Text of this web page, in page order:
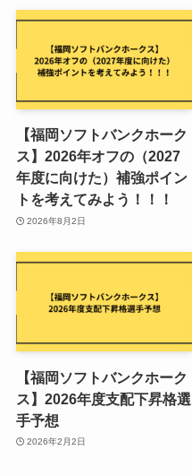
【福岡ソフトバンクホーク
ス】2026年オフの（2027
年度に向けた）補強ポイン
トを考えてみよう！！！
2026年8月2日
【福岡ソフトバンクホーク
ス】2026年度支配下昇格選
手予想
2026年2月2日